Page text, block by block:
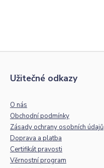
Užitečné odkazy
O nás
Obchodní podmínky
Zásady ochrany osobních údajů
Doprava a platba
Certifikát pravosti
Věrnostní program